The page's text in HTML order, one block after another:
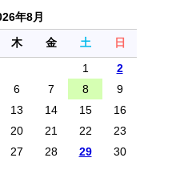
年8月
木 金 土 日
1
2
6 7 8
9
13 14 15
16
20 21 22
23
27 28 29
30